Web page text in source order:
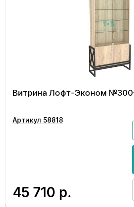
Витрина Лофт-Эконом
Артикул 58818
45 710 р.